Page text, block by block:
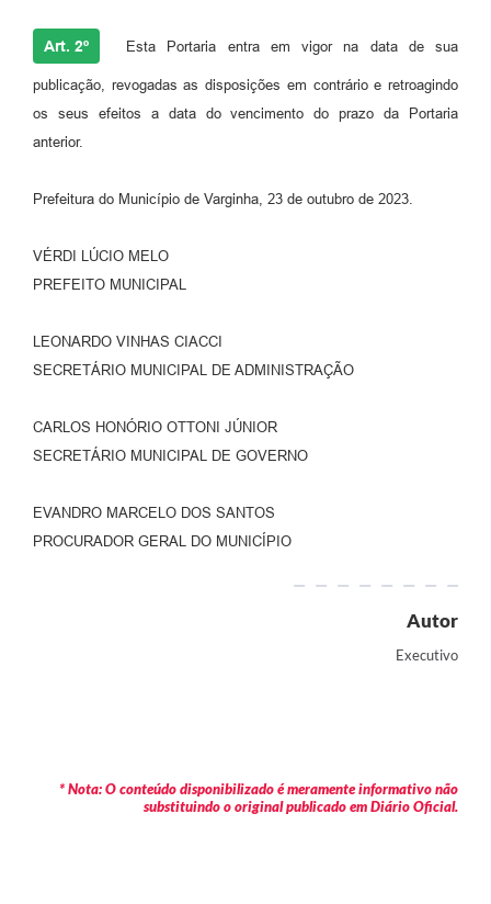
Art. 2º Esta Portaria entra em vigor na data de sua
publicação, revogadas as disposições em contrário e retroagindo
os seus efeitos a data do vencimento do prazo da Portaria
anterior.
Prefeitura do Município de Varginha, 23 de outubro de 2023.
VÉRDI LÚCIO MELO
PREFEITO MUNICIPAL
LEONARDO VINHAS CIACCI
SECRETÁRIO MUNICIPAL DE ADMINISTRAÇÃO
CARLOS HONÓRIO OTTONI JÚNIOR
SECRETÁRIO MUNICIPAL DE GOVERNO
EVANDRO MARCELO DOS SANTOS
PROCURADOR GERAL DO MUNICÍPIO
Autor
Executivo
* Nota: O conteúdo disponibilizado é meramente informativo não
substituindo o original publicado em Diário Oficial.